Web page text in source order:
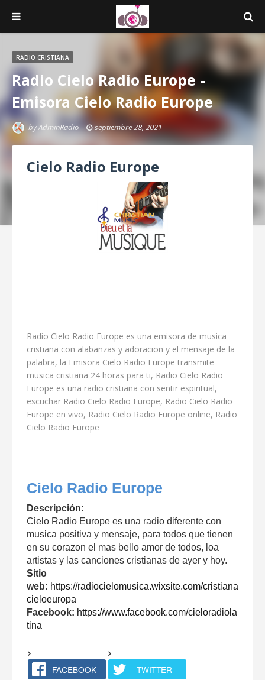
RADIO CRISTIANA
Radio Cielo Radio Europe -
Emisora Cielo Radio Europe
byAdminRadio septiembre 28, 2021
Cielo Radio Europe
Radio Cielo Radio Europe es una emisora de musica
cristiana con alabanzas y adoracion y el mensaje de la
palabra, la Emisora Cielo Radio Europe transmite
musica cristiana 24 horas para ti, Radio Cielo Radio
Europe es una radio cristiana con sentir espiritual,
escuchar Radio Cielo Radio Europe, Radio Cielo Radio
Europe en vivo, Radio Cielo Radio Europe online, Radio
Cielo Radio Europe
Cielo Radio Europe
Descripción:
Cielo Radio Europe es una radio diferente con
musica positiva y mensaje, para todos que tienen
en su corazon el mas bello amor de todos, loa
artistas y las canciones cristianas de ayer y hoy.
Sitio
web: https://radiocielomusica.wixsite.com/cristiana
cieloeuropa
Facebook: https://www.facebook.com/cieloradiola
tina
FACEBOOK TWITTER